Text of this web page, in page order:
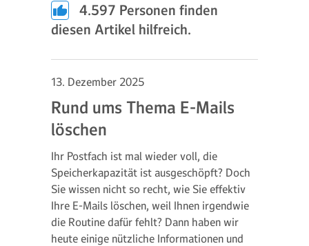
4.597 Personen finden
diesen Artikel hilfreich.
13. Dezember 2025
Rund ums Thema E-Mails
löschen
Ihr Postfach ist mal wieder voll, die
Speicherkapazität ist ausgeschöpft? Doch
Sie wissen nicht so recht, wie Sie effektiv
Ihre E-Mails löschen, weil Ihnen irgendwie
die Routine dafür fehlt? Dann haben wir
heute einige nützliche Informationen und